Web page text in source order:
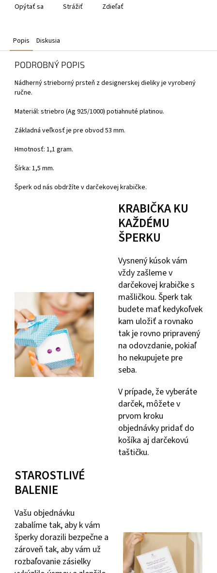
Opýtať sa Strážiť Zdieľať
Popis Diskusia
PODROBNÝ POPIS
Nádherný strieborný prsteň z designerskej dieliky je vyrobený
ručne.
Materiál: striebro (Ag 925/1000) potiahnuté platinou.
Základná veľkosť je pre obvod 53 mm.
Hmotnosť: 1,1 gram.
Šírka: 1,5 mm.
Šperk od nás obdržíte v darčekovej krabičke.
KRABIČKA KU
KAŽDÉMU
ŠPERKU
Vysnený kúsok vám
vždy zašleme v
darčekovej krabičke s
mašličkou. Šperk tak
budete mať kedykoľvek
kam uložiť a rovnako
tak je rovno pripravený
na odovzdanie, pokiaľ
ho nekupujete pre
seba.
V prípade, že vyberáte
darček, môžete v
prvom kroku
objednávky pridať do
košíka aj darčekovú
taštičku.
STAROSTLIVÉ
BALENIE
Vašu objednávku
zabalíme tak, aby k vám
šperky dorazili bezpečne a
zároveň tak, aby vám už
rozbaľovanie zásielky